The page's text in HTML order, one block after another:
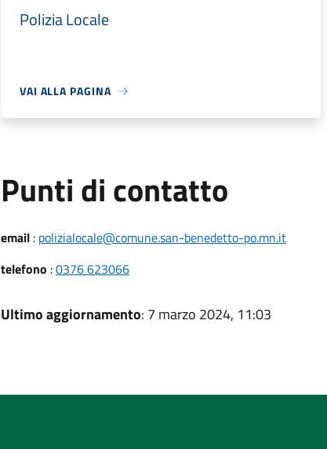
Polizia Locale
VAI ALLA PAGINA
Punti di contatto
email: polizialocale@comune.san-benedetto-po.mn.it
telefono :0376 623066
Ultimo aggiornamento: 7 marzo 2024, 11:03